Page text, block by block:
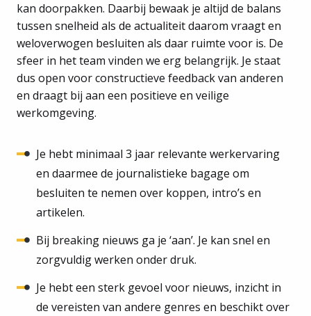
kan doorpakken. Daarbij bewaak je altijd de balans
tussen snelheid als de actualiteit daarom vraagt en
weloverwogen besluiten als daar ruimte voor is. De
sfeer in het team vinden we erg belangrijk. Je staat
dus open voor constructieve feedback van anderen
en draagt bij aan een positieve en veilige
werkomgeving.
Je hebt minimaal 3 jaar relevante werkervaring
en daarmee de journalistieke bagage om
besluiten te nemen over koppen, intro’s en
artikelen.
Bij breaking nieuws ga je ‘aan’. Je kan snel en
zorgvuldig werken onder druk.
Je hebt een sterk gevoel voor nieuws, inzicht in
de vereisten van andere genres en beschikt over